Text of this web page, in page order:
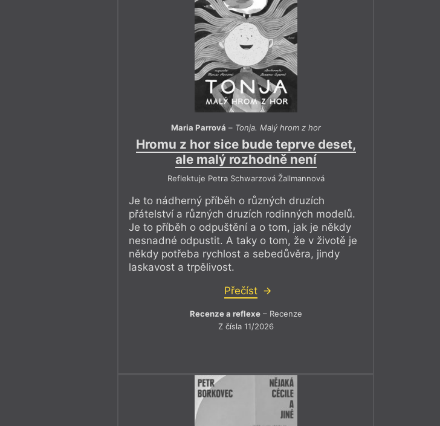
Maria Parrová – Tonja. Malý hrom z hor
Hromu z hor sice bude teprve deset,
ale malý rozhodně není
Reflektuje Petra Schwarzová Žallmannová
Je to nádherný příběh o různých druzích
přátelství a různých druzích rodinných modelů.
Je to příběh o odpuštění a o tom, jak je někdy
nesnadné odpustit. A taky o tom, že v životě je
někdy potřeba rychlost a sebedůvěra, jindy
laskavost a trpělivost.
Přečíst
Recenze a reflexe– Recenze
Z čísla 11/2026